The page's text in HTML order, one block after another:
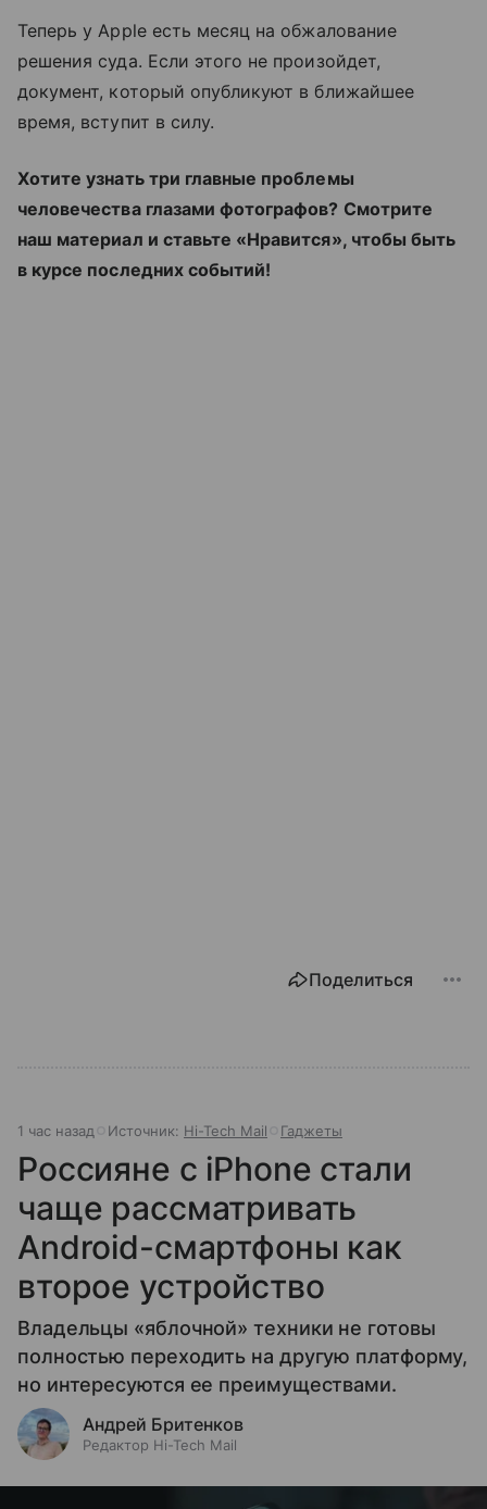
Теперь у Apple есть месяц на обжалование
решения суда. Если этого не произойдет,
документ, который опубликуют в ближайшее
время, вступит в силу.
Хотите узнать три главные проблемы
человечества глазами фотографов? Смотрите
наш материал и ставьте «Нравится», чтобы быть
в курсе последних событий!
Поделиться
1 час назад Источник: Hi-Tech Mail Гаджеты
Россияне с iPhone стали
чаще рассматривать
Android-смартфоны как
второе устройство
Владельцы «яблочной» техники не готовы
полностью переходить на другую платформу,
но интересуются ее преимуществами.
Андрей Бритенков
Редактор Hi-Tech Mail